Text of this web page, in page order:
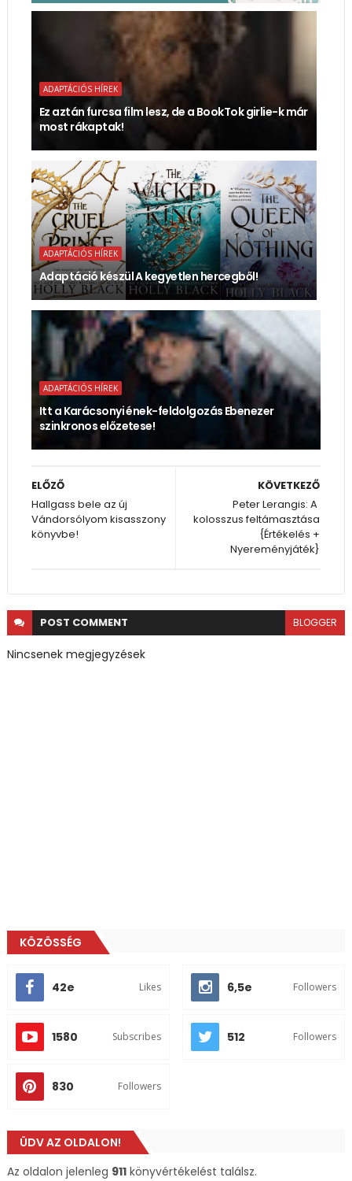
ADAPTÁCIÓS HÍREK
Ez aztán furcsa film lesz, de a BookTok girlie-k már
most rákaptak!
ADAPTÁCIÓS HÍREK
Adaptáció készül A kegyetlen hercegből!
ADAPTÁCIÓS HÍREK
Itt a Karácsonyi ének-feldolgozás Ebenezer
szinkronos előzetese!
KÖVETKEZŐ
Peter Lerangis: A ​
kolosszus feltámasztása
{Értékelés +
Nyereményjáték}
ELŐZŐ
Hallgass bele az új
Vándorsólyom kisasszony
könyvbe!
POST COMMENT BLOGGER
Nincsenek megjegyzések
KÖZÖSSÉG
42e Likes 6,5e Followers
1580 Subscribes 512 Followers
830 Followers
ÜDV AZ OLDALON!
Az oldalon jelenleg 911könyvértékelést találsz.